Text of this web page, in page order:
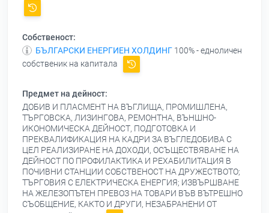
Собственост:
БЪЛГАРСКИ ЕНЕРГИЕН ХОЛДИНГ 100% - едноличен
собственик на капитала
Предмет на дейност:
ДОБИВ И ПЛАСМЕНТ НА ВЪГЛИЩА, ПРОМИШЛЕНА,
ТЪРГОВСКА, ЛИЗИНГОВА, РЕМОНТНА, ВЪНШНО-
ИКОНОМИЧЕСКА ДЕЙНОСТ, ПОДГОТОВКА И
ПРЕКВАЛИФИКАЦИЯ НА КАДРИ ЗА ВЪГЛЕДОБИВА С
ЦЕЛ РЕАЛИЗИРАНЕ НА ДОХОДИ, ОСЪЩЕСТВЯВАНЕ НА
ДЕЙНОСТ ПО ПРОФИЛАКТИКА И РЕХАБИЛИТАЦИЯ В
ПОЧИВНИ СТАНЦИИ СОБСТВЕНОСТ НА ДРУЖЕСТВОТО;
ТЪРГОВИЯ С ЕЛЕКТРИЧЕСКА ЕНЕРГИЯ; ИЗВЪРШВАНЕ
НА ЖЕЛЕЗОПЪТЕН ПРЕВОЗ НА ТОВАРИ ВЪВ ВЪТРЕШНО
СЪОБЩЕНИЕ, КАКТО И ДРУГИ, НЕЗАБРАНЕНИ ОТ